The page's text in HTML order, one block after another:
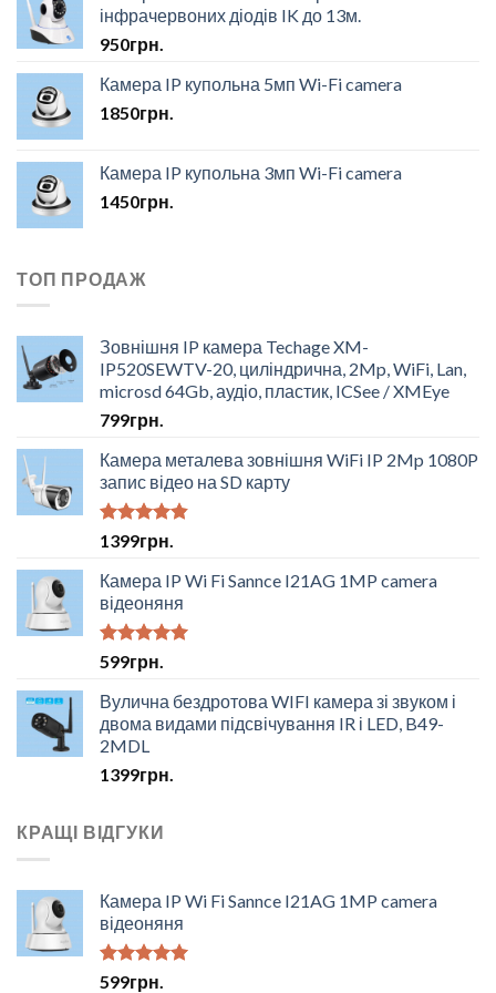
інфрачервоних діодів IK до 13м.
950грн.
Камера IP купольна 5мп Wi-Fi camera
1850грн.
Камера IP купольна 3мп Wi-Fi camera
1450грн.
ТОП ПРОДАЖ
Зовнішня IP камера Techage XM-
IP520SEWTV-20, циліндрична, 2Mp, WiFi, Lan,
microsd 64Gb, аудіо, пластик, ICSee / XMEye
799грн.
Камера металева зовнішня WiFi IP 2Mp 1080P
запис відео на SD карту
Оцінено в
з 5
1399грн.
Камера IP Wi Fi Sannce I21AG 1MP camera
відеоняня
Оцінено в
з 5
599грн.
Вулична бездротова WIFI камера зі звуком і
двома видами підсвічування IR і LED, B49-
2MDL
1399грн.
КРАЩІ ВІДГУКИ
Камера IP Wi Fi Sannce I21AG 1MP camera
відеоняня
Оцінено в
599грн.